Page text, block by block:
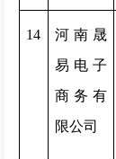
14
河南晟
易电子
商务有
限公司